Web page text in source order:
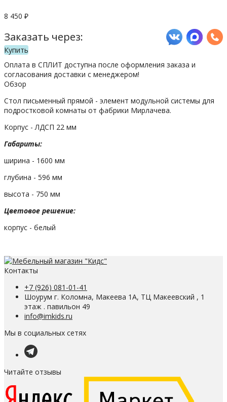
8 450 ₽
Заказать через:
Купить
Оплата в СПЛИТ доступна после оформления заказа и
согласования доставки с менеджером!
Обзор
Стол письменный прямой - элемент модульной системы для
подростковой комнаты от фабрики Мирлачева.
Корпус - ЛДСП 22 мм
Габариты:
ширина - 1600 мм
глубина - 596 мм
высота - 750 мм
Цветовое решение:
корпус - белый
Контакты
+7 (926) 081-01-41
Шоурум г. Коломна, Макеева 1А, ТЦ Макеевский , 1
этаж . павильон 49
info@imkids.ru
Мы в социальных сетях
Читайте отзывы